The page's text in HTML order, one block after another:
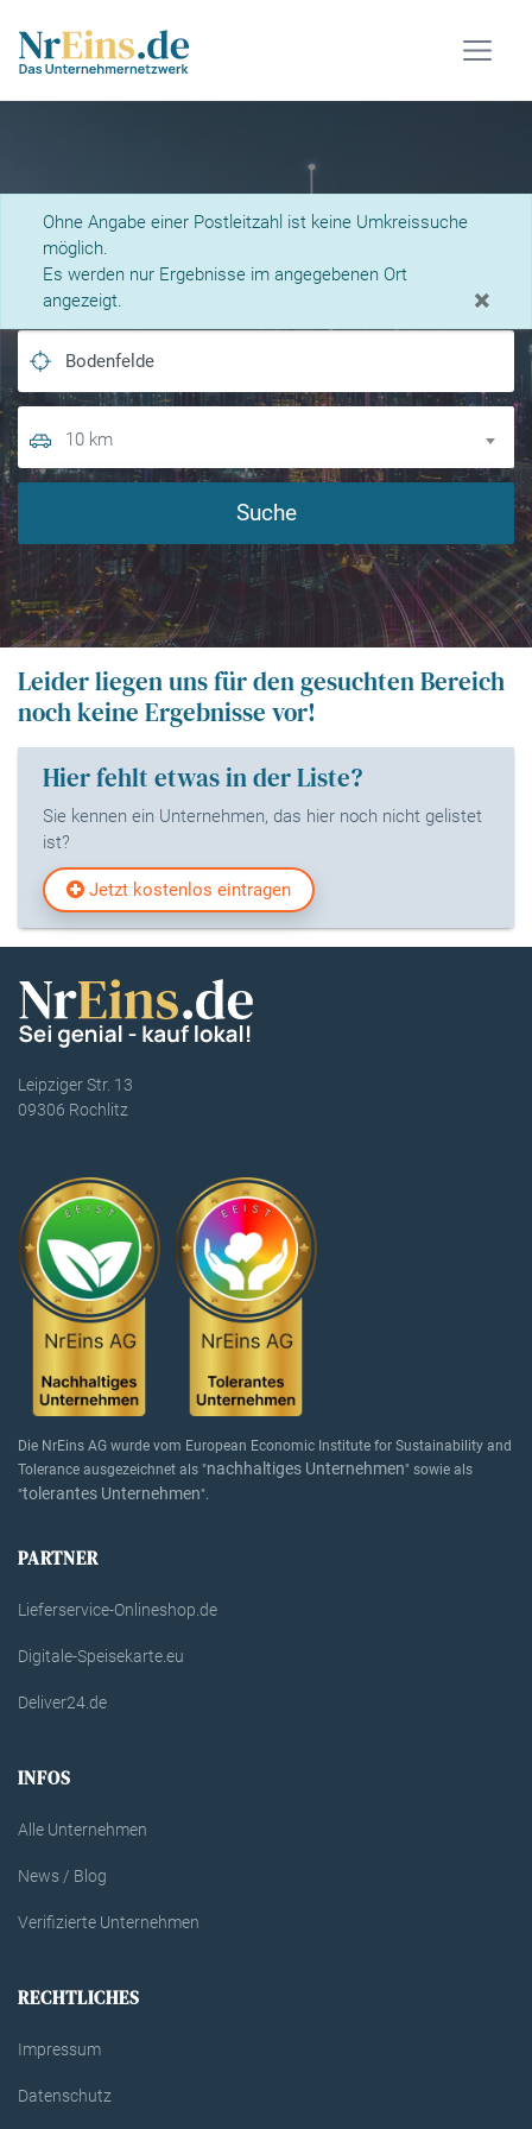
Ohne Angabe einer Postleitzahl ist keine Umkreissuche
möglich.
Es werden nur Ergebnisse im angegebenen Ort
angezeigt.
×
Was suchen Sie?
10 km
Suche
Leider liegen uns für den gesuchten Bereich
noch keine Ergebnisse vor!
Hier fehlt etwas in der Liste?
Sie kennen ein Unternehmen, das hier noch nicht gelistet
ist?
Jetzt kostenlos eintragen
Leipziger Str. 13
09306 Rochlitz
Die NrEins AG wurde vom European Economic Institute for Sustainability and
Tolerance ausgezeichnet als "nachhaltiges Unternehmen" sowie als
"tolerantes Unternehmen".
PARTNER
Lieferservice-Onlineshop.de
Digitale-Speisekarte.eu
Deliver24.de
INFOS
Alle Unternehmen
News / Blog
Verifizierte Unternehmen
RECHTLICHES
Impressum
Datenschutz